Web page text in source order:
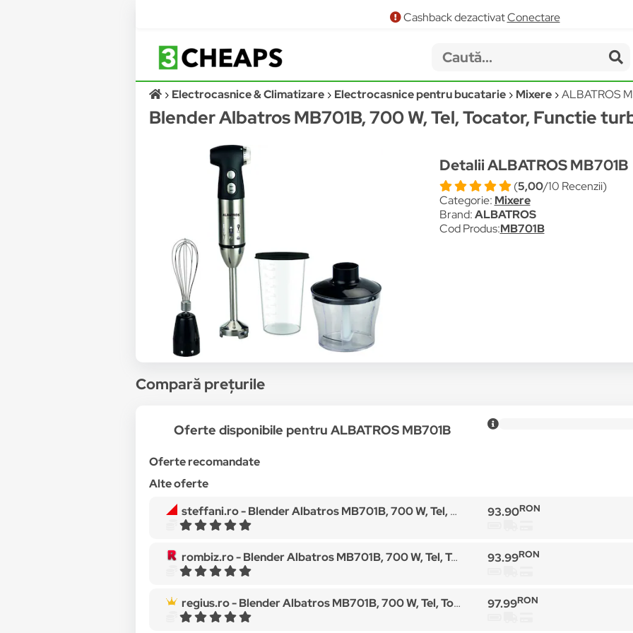
Cashback dezactivatConectare
Electrocasnice & Climatizare Electrocasnice pentru bucatarie Mixere ALBATROS
Blender Albatros MB701B, 700 W, Tel, Tocator, Functie
Detalii ALBATROS MB701B
(5,00/10 Recenzii)
Categorie: Mixere
Brand:ALBATROS
Cod Produs:MB701B
Compară prețurile
Oferte disponibile pentru ALBATROS MB701B
Oferte recomandate
Alte oferte
steffani.ro -Blender Albatros MB701B, 700 W, Tel, Tocator, Functie turbo, Negru 93.90RON
rombiz.ro -Blender Albatros MB701B, 700 W, Tel, Tocator, Functie turbo, Negru 93.99RON
regius.ro -Blender Albatros MB701B, 700 W, Tel, Tocator, Functie turbo, Negru 97.99RON